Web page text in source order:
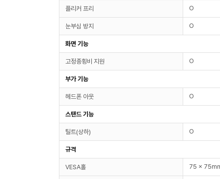
플리커 프리 O
눈부심 방지 O
화면 기능
고정종횡비 지원 O
부가 기능
헤드폰 아웃 O
스탠드 기능
틸트(상하) O
규격
VESA홀 75 x